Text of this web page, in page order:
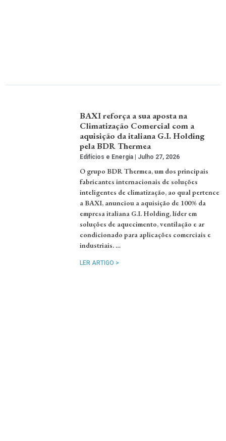
BAXI reforça a sua aposta na
Climatização Comercial com a
aquisição da italiana G.I. Holding
pela BDR Thermea
Edifícios e Energia Julho 27, 2026
O grupo BDR Thermea, um dos principais
fabricantes internacionais de soluções
inteligentes de climatização, ao qual pertence
a BAXI, anunciou a aquisição de 100% da
empresa italiana G.I. Holding, líder em
soluções de aquecimento, ventilação e ar
condicionado para aplicações comerciais e
industriais. …
LER ARTIGO >